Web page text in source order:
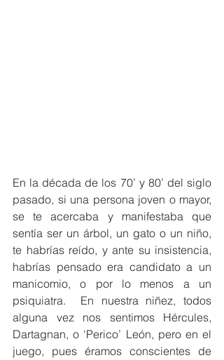
En la década de los 70’ y 80’ del siglo
pasado, si una persona joven o mayor,
se te acercaba y manifestaba que
sentía ser un árbol, un gato o un niño,
te habrías reído, y ante su insistencia,
habrías pensado era candidato a un
manicomio, o por lo menos a un
psiquiatra.  En nuestra niñez, todos
alguna vez nos sentimos Hércules,
Dartagnan, o ‘Perico’ León, pero en el
juego, pues éramos conscientes de